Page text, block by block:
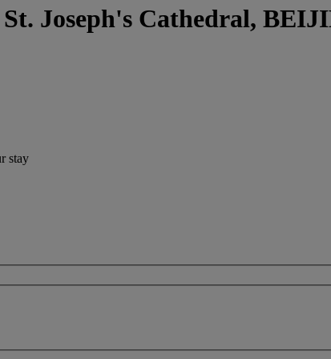
Joseph's Cathedral,
stay